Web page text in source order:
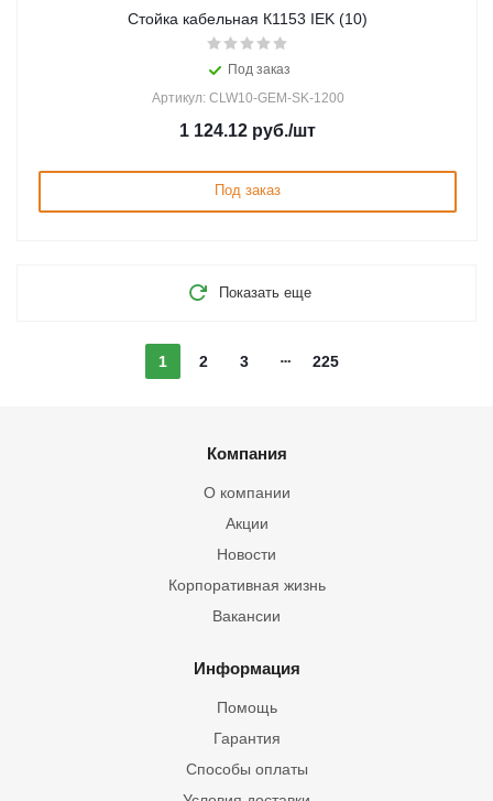
Стойка кабельная К1153 IEK (10)
Под заказ
Артикул: CLW10-GEM-SK-1200
1 124.12 руб./шт
Под заказ
Показать еще
1 2 3 225
Компания
О компании
Акции
Новости
Корпоративная жизнь
Вакансии
Информация
Помощь
Гарантия
Способы оплаты